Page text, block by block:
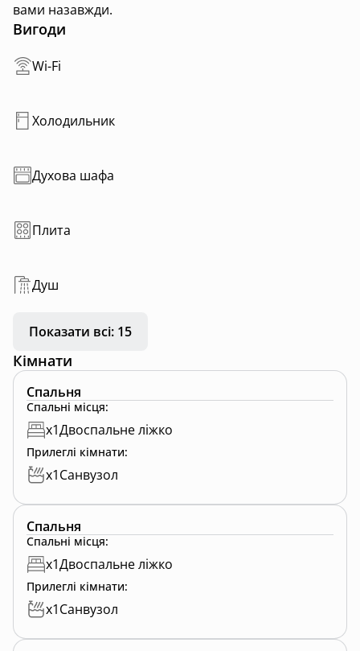
вами назавжди.
Вигоди
Wi-Fi
Холодильник
Духова шафа
Плита
Душ
Показати всі: 15
Кімнати
Спальня
Спальні місця:
x1Двоспальне ліжко
Прилеглі кімнати:
x1Санвузол
Спальня
Спальні місця:
x1Двоспальне ліжко
Прилеглі кімнати:
x1Санвузол